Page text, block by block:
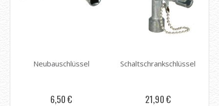
Neubauschlüssel
6,50 €
Schaltschrankschlüssel
21,90 €